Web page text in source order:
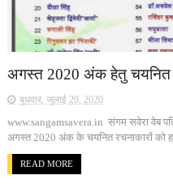
अगस्त 2020 अंक हेतु चयनित
बुधवार, जुलाई 29, 2020
www.sangamsavera.in संगम सवेरा वेब
अगस्त 2020 अंक के चयनित रचनाकारों को
READ MORE